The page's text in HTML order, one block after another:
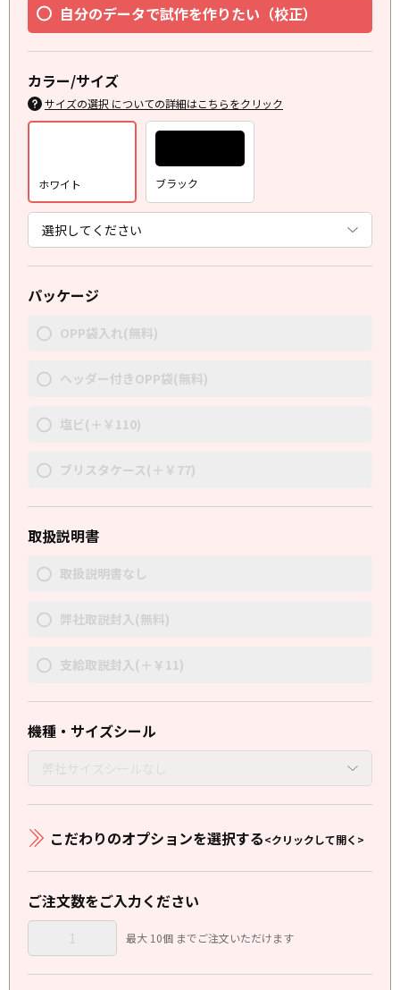
自分のデータで試作を作りたい（校正）
カラー/サイズ
サイズの選択 についての詳細はこちらをクリック
ホワイト ブラック
パッケージ
OPP袋入れ(無料)
ヘッダー付きOPP袋(無料)
塩ビ(＋￥110)
ブリスタケース(＋￥77)
取扱説明書
取扱説明書なし
弊社取説封入(無料)
支給取説封入(＋￥11)
機種・サイズシール
こだわりのオプションを選択する<クリックして開く>
ご注文数をご入力ください
最大 10個 までご注文いただけます